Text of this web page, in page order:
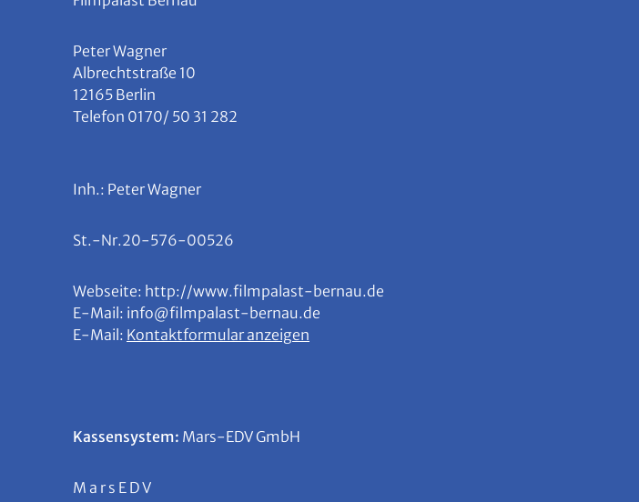
Peter Wagner
Albrechtstraße 10
12165 Berlin
Telefon 0170/ 50 31 282
Inh.: Peter Wagner
St.-Nr.20-576-00526
Webseite: http://www.filmpalast-bernau.de
E-Mail: info@filmpalast-bernau.de
E-Mail: Kontaktformular anzeigen
Kassensystem: Mars-EDV GmbH
M a r s E D V